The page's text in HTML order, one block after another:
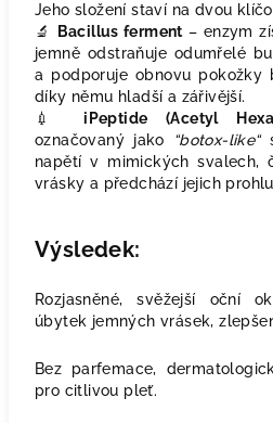
Jeho složení staví na dvou
🔬
Bacillus ferment – enzym
jemně odstraňuje odumřelé
a podporuje obnovu pokožky
díky němu hladší a zářivější.
💉iPeptide (Acetyl
označovaný jako
“botox-like“
napětí v mimických svalech,
vrásky a předchází jejich
Výsledek:
Rozjasněné, svěžejší oční
úbytek jemných vrásek,
Bez parfemace,
pro citlivou pleť.